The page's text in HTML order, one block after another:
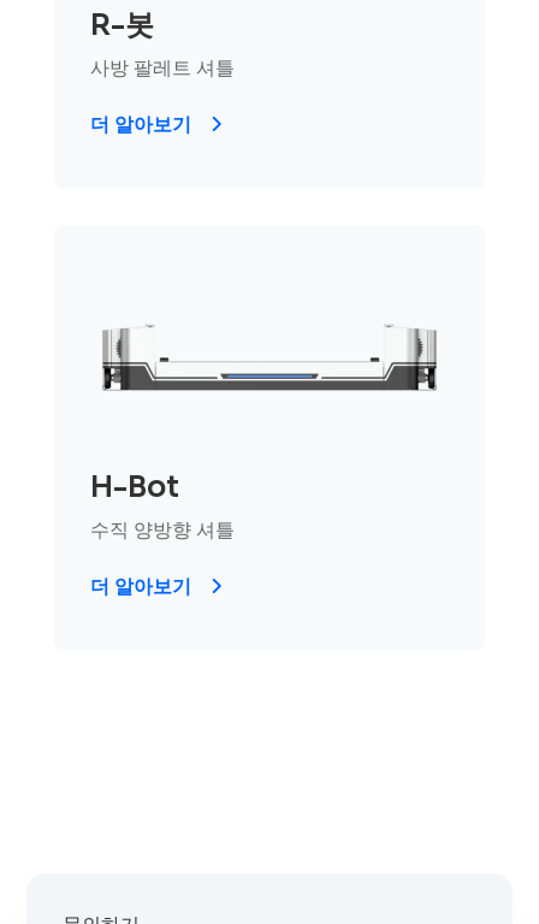
R-봇
사방 팔레트 셔틀
더 알아보기
H-Bot
수직 양방향 셔틀
더 알아보기